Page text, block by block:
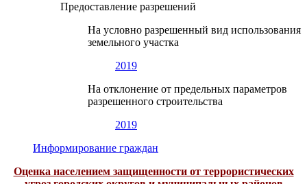
Предоставление разрешений
На условно разрешенный вид использования
земельного участка
2019
На отклонение от предельных параметров
разрешенного строительства
2019
Информирование граждан
Оценка населением защищенности от террористических